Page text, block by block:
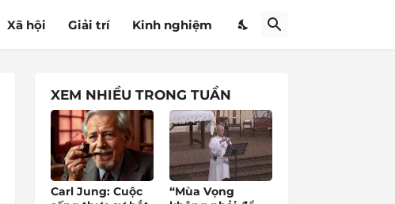
Xã hội Giải trí Kinh nghiệm
XEM NHIỀU TRONG TUẦN
Carl Jung: Cuộc
“Mùa Vọng